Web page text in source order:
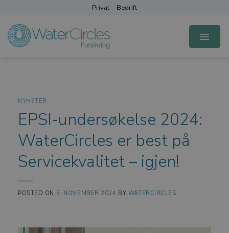
content
Privat Bedrift
NYHETER
EPSI-undersøkelse 2024:
WaterCircles er best på
Servicekvalitet – igjen!
POSTED ON 5. NOVEMBER 2024 BY WATERCIRCLES